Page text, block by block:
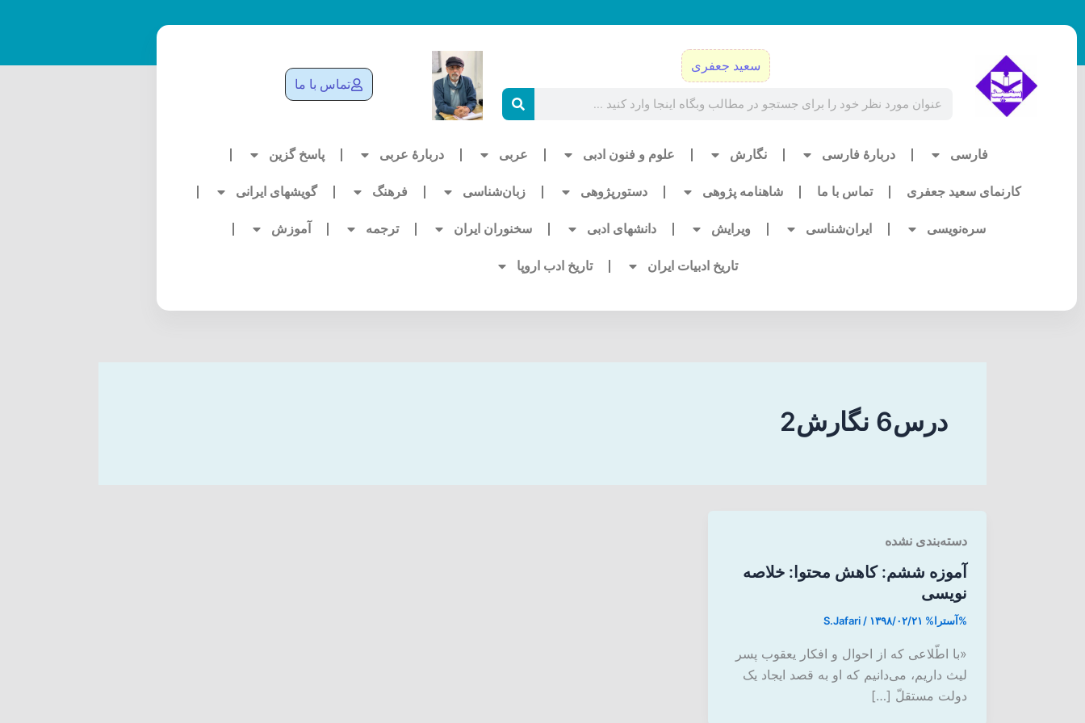
به
سعید جعفری
تماس با ما
فارسی دربارۀ فارسی نگارش علوم و فنون ادبی عربی دربارۀ عربی پاسخ گزین
کارنمای سعید جعفری تماس با ما شاهنامه پژوهی دستورپژوهی زبان‌شناسی فرهنگ گویشهای ایرانی
سره‌نویسی ایران‌شناسی ویرایش دانشهای ادبی سخنوران ایران ترجمه آموزش
تاریخ ادبیات ایران تاریخ ادب اروپا
درس6 نگارش2
دسته‌بندی نشده
آموزه ششم: کاهش محتوا: خلاصه
نویسی
%آسترا% S.Jafari / ۱۳۹۸/۰۲/۲۱
«با اطّلاعی که از احوال و افکار یعقوب پسر
لیث داریم، می‌دانیم که او به قصد ایجاد یک
دولت مستقلّ […]